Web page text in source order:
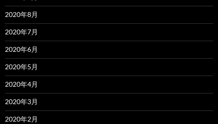
2020年8月
2020年7月
2020年6月
2020年5月
2020年4月
2020年3月
2020年2月